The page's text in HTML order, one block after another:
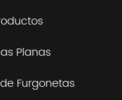
Planas
Furgonetas